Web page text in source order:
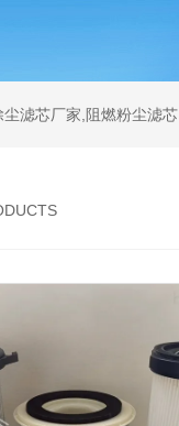
滤芯厂家,阻燃粉尘滤芯